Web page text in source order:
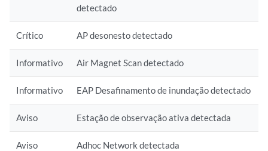
detectado
Crítico AP desonesto detectado
Informativo Air Magnet Scan detectado
Informativo EAP Desafinamento de inundação detectado
Aviso Estação de observação ativa detectada
Aviso Adhoc Network detectada